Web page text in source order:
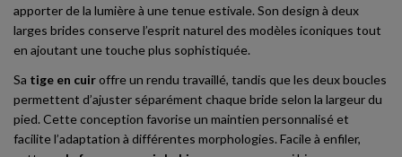
apporter de la lumière à une tenue estivale. Son design à deux
larges brides conserve l’esprit naturel des modèles iconiques tout
en ajoutant une touche plus sophistiquée.
Sa tige en cuiroffre un rendu travaillé, tandis que les deux boucles
permettent d’ajuster séparément chaque bride selon la largeur du
pied. Cette conception favorise un maintien personnalisé et
facilite l’adaptation à différentes morphologies. Facile à enfiler,